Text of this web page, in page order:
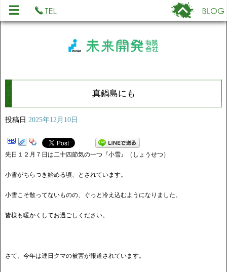
真鍋島にも
投稿日 2025年12月10日
先日１２月７日は二十四節気の一つ『小雪』（しょうせつ）
小雪がちらつき始める頃、とされています。
小雪こそ散ってないものの、ぐっと冷え込むようになりました。
皆様も暖かくしてお過ごしください。
さて、今年は連日クマの被害が報道されています。